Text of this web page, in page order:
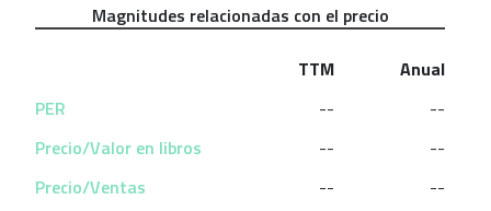
Magnitudes relacionadas con el precio
TTM
Anual
PER
--
--
Precio/Valor en libros
--
--
Precio/Ventas
--
--